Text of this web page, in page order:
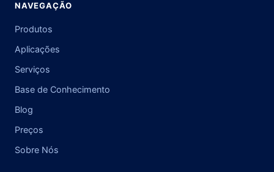
NAVEGAÇÃO
Produtos
Aplicações
Serviços
Base de Conhecimento
Blog
Preços
Sobre Nós